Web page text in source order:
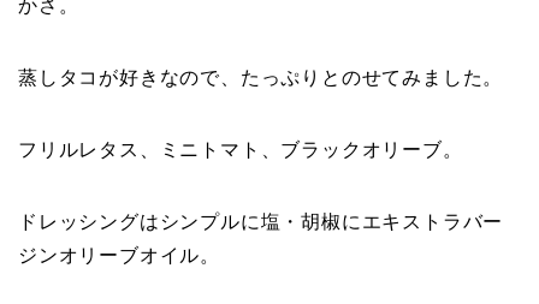
かさ。
蒸しタコが好きなので、たっぷりとのせてみました。
フリルレタス、ミニトマト、ブラックオリーブ。
ドレッシングはシンプルに塩・胡椒にエキストラバー
ジンオリーブオイル。